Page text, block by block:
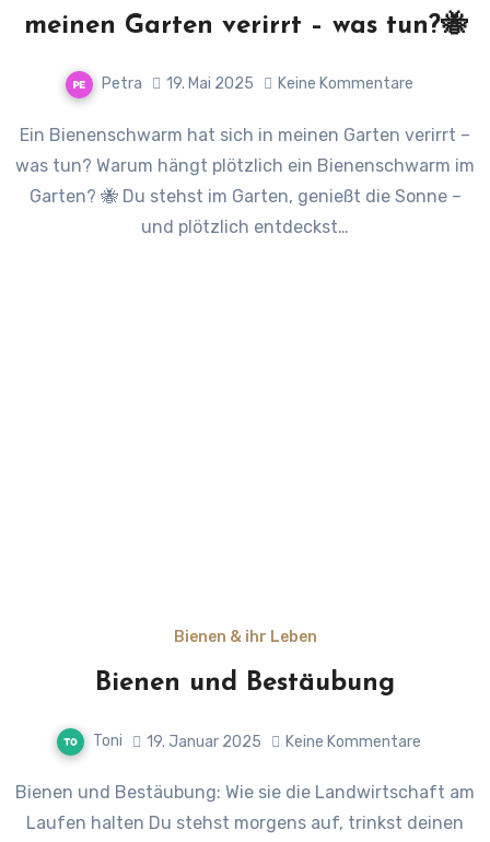
meinen Garten verirrt – was tun?🐝
Petra 19. Mai 2025 Keine Kommentare
Ein Bienenschwarm hat sich in meinen Garten verirrt –
was tun? Warum hängt plötzlich ein Bienenschwarm im
Garten? 🐝 Du stehst im Garten, genießt die Sonne –
und plötzlich entdeckst…
Bienen & ihr Leben
Bienen und Bestäubung
Toni 19. Januar 2025 Keine Kommentare
Bienen und Bestäubung: Wie sie die Landwirtschaft am
Laufen halten Du stehst morgens auf, trinkst deinen